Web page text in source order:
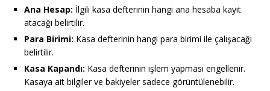
Ana Hesap: İlgili kasa defterinin hangi ana hesaba kayıt
atacağı belirtilir.
Para Birimi: Kasa defterinin hangi para birimi ile çalışacağı
belirtilir.
Kasa Kapandı: Kasa defterinin işlem yapması engellenir.
Kasaya ait bilgiler ve bakiyeler sadece görüntülenebilir.